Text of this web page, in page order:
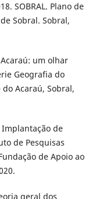
SOBRAL. Plano de
Sobral. Sobral,
Acaraú: um olhar
Geografia do
Acaraú, Sobral,
Implantação de
de Pesquisas
de Apoio ao
geral dos